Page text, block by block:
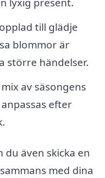
till glädje
blommor är
större händelser.
mix av säsongens
efter
även skicka en
med dina